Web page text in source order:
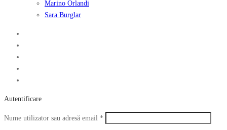
Marino Orlandi
Sara Burglar
Autentificare
Nume utilizator sau adresă email *